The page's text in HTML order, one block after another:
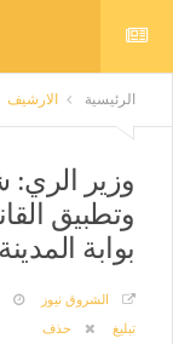
الرئيسية الارشيف
وزير الري:
وتطبيق
بوابة
الشروق نيوز
تبليغ
حذف